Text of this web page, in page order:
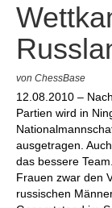
von ChessBase
12.08.2010 –
Partien wird in
ausgetragen.
das bessere
Frauen zwar den
russischen